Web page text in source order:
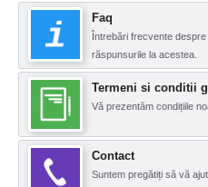
Faq
Întrebări frecvente
răspunsurile la acestea.
Termeni si conditii
Vă prezentăm condițiile
Contact
Suntem pregătiți să vă